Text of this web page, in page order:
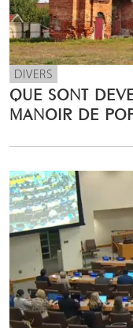
DIVERS
QUE SONT
MANOIR DE